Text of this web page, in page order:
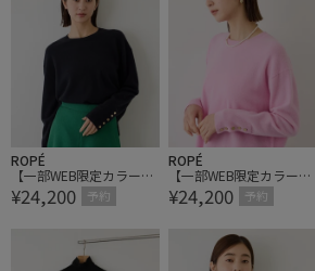
ROPÉ
【一部WEB限定カラー】
カシミヤブレンドスリー
ブ釦サイドスリットニッ
ト/イージーケア【J'aDo
Re・一部店舗限定サイ
¥24,200 予約
ROPÉ
【一部WEB限定カラー】
カシミヤブレンドスリー
ブ釦サイドスリットニッ
ト/イージーケア【J'aDo
Re・一部店舗限定サイ
¥24,200 予約